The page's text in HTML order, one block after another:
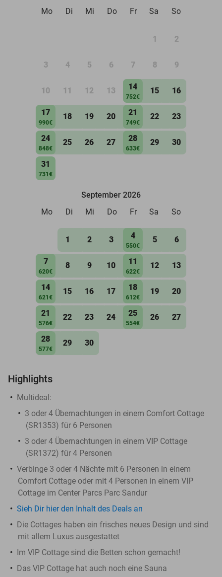
Mo
Di Mi Do Fr Sa So
1 2
3 4 5 6 7 8 9
10 11 12 13 14
752€
15 16
17
990€
18 19 20 21
749€
22 23
24
848€
25 26 27 28
633€
29 30
31
731€
September 2026
Mo
Di Mi Do Fr Sa So
1 2 3 4
550€
5 6
7
620€
8 9 10 11
622€
12 13
14
621€
15 16 17 18
612€
19 20
21
576€
22 23 24 25
554€
26 27
28
577€
29 30
Highlights
Multideal:
3 oder 4 Übernachtungen in einem Comfort Cottage
(SR1353) für 6 Personen
3 oder 4 Übernachtungen in einem VIP Cottage
(SR1372) für 4 Personen
Verbinge 3 oder 4 Nächte mit 6 Personen in einem
Comfort Cottage oder mit 4 Personen in einem VIP
Cottage im Center Parcs Parc Sandur
Sieh Dir hier den Inhalt des Deals an
Die Cottages haben ein frisches neues Design und sind
mit allem Luxus ausgestattet
Im VIP Cottage sind die Betten schon gemacht!
Das VIP Cottage hat auch noch eine Sauna